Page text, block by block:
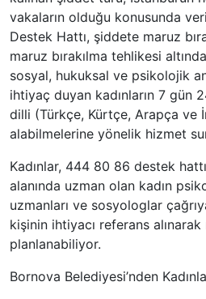
vakaların olduğu konusunda
Destek Hattı, şiddete maruz
maruz bırakılma tehlikesi
sosyal, hukuksal ve psikolojik
ihtiyaç duyan kadınların 7 gün
dilli (Türkçe, Kürtçe, Arapça ve
alabilmelerine yönelik hizmet
Kadınlar, 444 80 86 destek
alanında uzman olan kadın
uzmanları ve sosyologlar
kişinin ihtiyacı referans alınarak
planlanabiliyor.
Bornova Belediyesi’nden